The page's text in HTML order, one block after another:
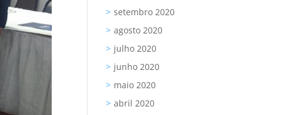
setembro 2020
agosto 2020
julho 2020
junho 2020
maio 2020
abril 2020